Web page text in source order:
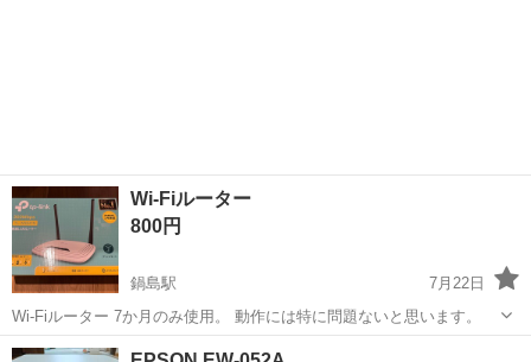
Wi-Fiルーター
800円
鍋島駅
7月22日
Wi-Fiルーター 7か月のみ使用。 動作には特に問題ないと思います。
佐賀 佐賀市